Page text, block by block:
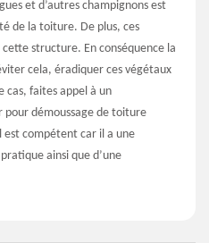
et d’autres champignons est
de la toiture. De plus, ces
structure. En conséquence la
cela, éradiquer ces végétaux
cas, faites appel à un
pour démoussage de toiture
est compétent car il a une
ainsi que d’une